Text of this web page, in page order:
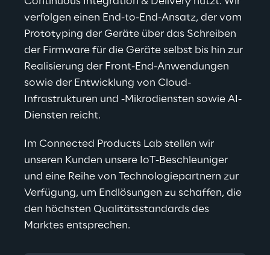
verfolgen einen End-to-End-Ansatz, der vom
Prototyping der Geräte über das Schreiben
der Firmware für die Geräte selbst bis hin zur
Realisierung der Front-End-Anwendungen
sowie der Entwicklung von Cloud-
Infrastrukturen und -Mikrodiensten sowie AI-
Diensten reicht.
Im Connected Products Lab stellen wir
unseren Kunden unsere IoT-Beschleuniger
und eine Reihe von Technologiepartnern zur
Verfügung, um Endlösungen zu schaffen, die
den höchsten Qualitätsstandards des
Marktes entsprechen.